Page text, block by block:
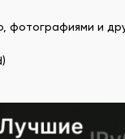
фотографиями и